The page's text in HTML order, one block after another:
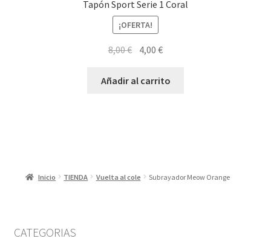
Tapón Sport Serie 1 Coral
¡OFERTA!
8,00€ El
original
4,00€El
actual
Añadir al carrito
Inicio TIENDA Vuelta al cole Subrayador Meow Orange
CATEGORIAS